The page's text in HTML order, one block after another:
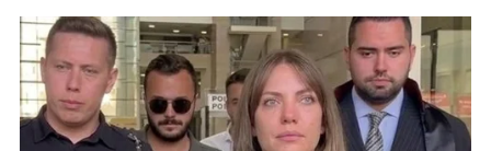
ulaşacak sporcular, 60 kilometrelik etapta birbiriyle
kıyasıya mücadele verecek.
Yarışın son gününde 13 Nisan Pazar günü
bisikletliler Ovacık Yaylasından start alacak.